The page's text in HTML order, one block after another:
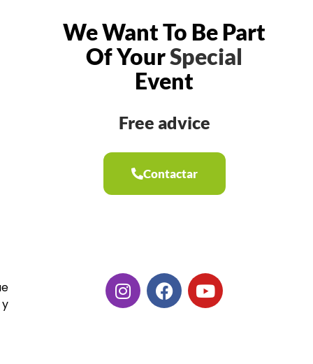
We Want To Be Part
Of YourSpecial
Event
Free advice
Contactar